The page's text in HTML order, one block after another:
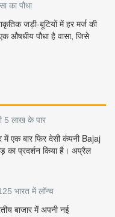
का पौधा
जड़ी-बूटियों में हर मर्ज की
औषधीय पौधा है वासा, जिसे
5 लाख के पार
में एक बार फिर देसी कंपनी Bajaj
प्रदर्शन किया है। अप्रैल
भारत में लॉन्च
बाजार में अपनी नई